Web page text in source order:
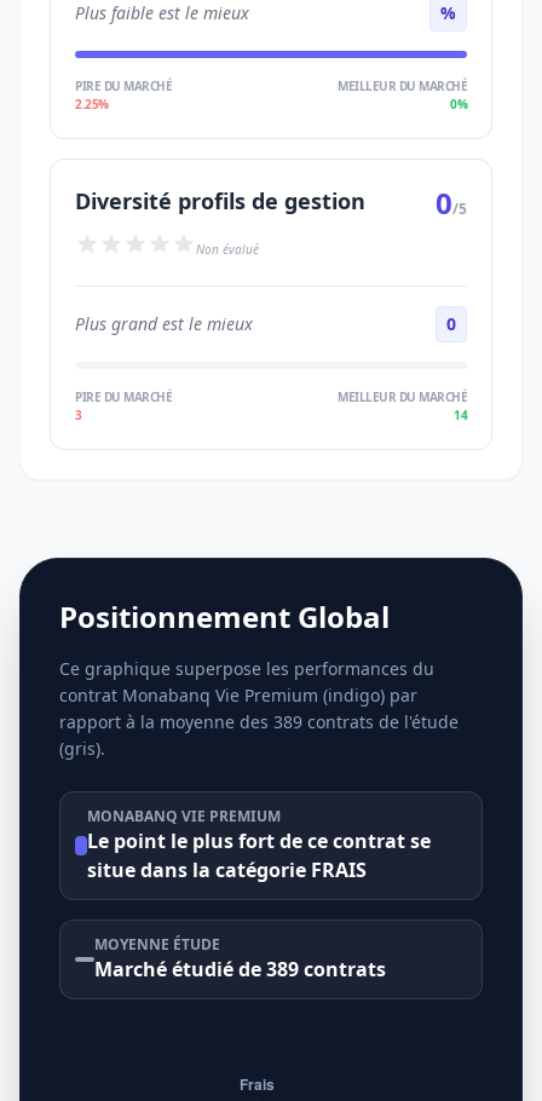
Plus faible est le mieux %
PIRE DU MARCHÉ
2.25%
MEILLEUR DU MARCHÉ
0%
Diversité profils de gestion 0/5
Non évalué
Plus grand est le mieux 0
PIRE DU MARCHÉ
3
MEILLEUR DU MARCHÉ
14
Positionnement Global
Ce graphique superpose les performances du
contrat Monabanq Vie Premium (indigo) par
rapport à la moyenne des 389 contrats de l'étude
(gris).
MONABANQ VIE PREMIUM
Le point le plus fort de ce contrat se
situe dans la catégorie FRAIS
MOYENNE ÉTUDE
Marché étudié de 389 contrats